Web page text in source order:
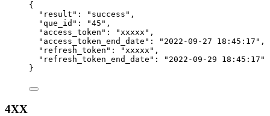
{
"result" : " success " ,
"que_id" : "45 " ,
"access_token" : "xxxxx " ,
"access_token_end_date" : " 2022-09-27 18:45:17 " ,
"refresh_token" : "xxxxx " ,
"refresh_token_end_date" : " 2022-09-29 18:45:17 "
}
4XX